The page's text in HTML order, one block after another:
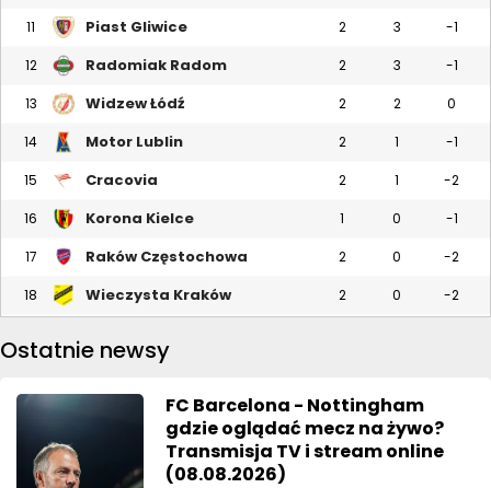
11 Piast Gliwice 2 3 -1
12 Radomiak Radom 2 3 -1
13 Widzew Łódź 2 2 0
14 Motor Lublin 2 1 -1
15 Cracovia 2 1 -2
16 Korona Kielce 1 0 -1
17 Raków Częstochowa 2 0 -2
18 Wieczysta Kraków 2 0 -2
Ostatnie newsy
FC Barcelona - Nottingham
gdzie oglądać mecz na żywo?
Transmisja TV i stream online
(08.08.2026)